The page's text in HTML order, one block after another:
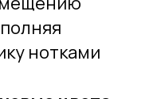
нотками